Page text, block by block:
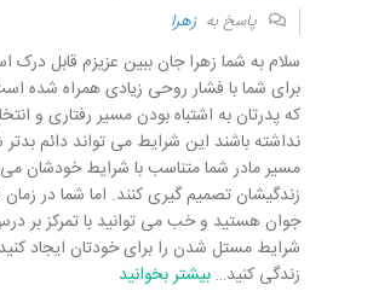
پاسخ بهزهرا
سلام به شما زهرا جان ببین عزیزم قابل
برای شما با فشار روحی زیادی همراه شده
که پدرتان به اشتباه بودن مسیر رفتاری و
نداشته باشند این شرایط می تواند دائم
مسیر مادر شما متناسب با شرایط خودشان می
زندگیشان تصمیم گیری کنند. اما شما در
جوان هستید و خب می توانید با تمرکز بر
شرایط مستل شدن را برای خودتان ایجاد
زندگی کنید… بیشتر بخوانید